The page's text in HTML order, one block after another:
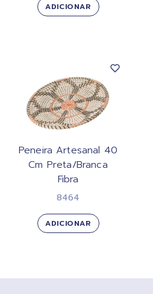
ADICIONAR
Peneira Artesanal 40
Cm Preta/Branca
Fibra
8464
ADICIONAR